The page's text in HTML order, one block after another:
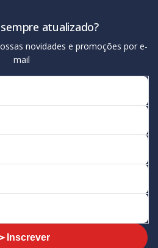
atualizado?
novidades e promoções por e-
mail
Inscrever